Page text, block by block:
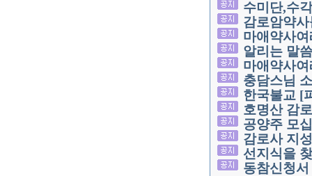
수미단,수
감로암약
마애약사
알리는 말씀
마애약사
충담스님
한국불교 [
호명산 감
공양주 모
감로사 지
선지식을
동참신청